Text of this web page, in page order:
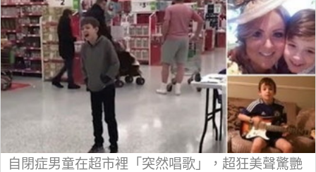
自閉症男童在超市裡「突然唱歌」，超狂美聲驚艷